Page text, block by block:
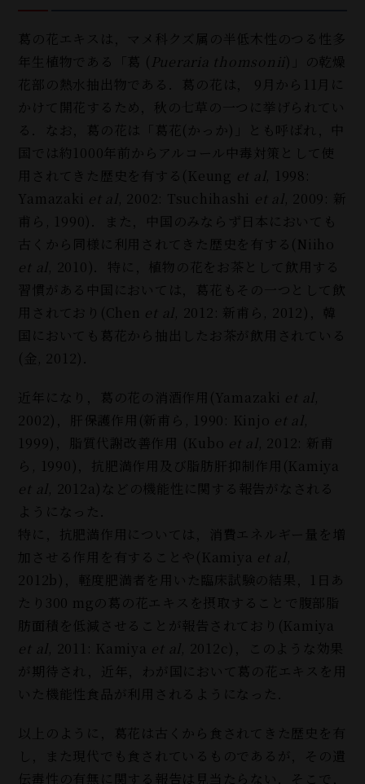
葛の花エキスは，マメ科クズ属の半低木性のつる性多
年生植物である「葛 ( Pueraria thomsonii)」の乾燥
花部の熱水抽出物である．葛の花は， 9 月から11月に
かけて開花するため，秋の七草の一つに挙げられてい
る．なお，葛の花は「葛花(かっか)
」とも呼ばれ，中
国では約1000年前からアルコール中毒対策として使
用されてきた歴史を有する(Keung et al, 1998:
Yamazaki et al, 2002: Tsuchihashi et al, 2009: 新
甫ら, 1990)．また，中国のみならず日本においても
古くから同様に利用されてきた歴史を有する(Niiho
et al, 2010)．特に，植物の花をお茶として飲用する
習慣がある中国においては，葛花もその一つとして飲
用されており(Chen et al, 2012: 新甫ら, 2012)，韓
国においても葛花から抽出したお茶が飲用されている
(金, 2012)．
近年になり，葛の花の消酒作用(Yamazaki et al,
2002)，肝保護作用(新甫ら, 1990: Kinjo et al,
1999)，脂質代謝改善作用 (Kubo et al, 2012: 新甫
ら, 1990)，抗肥満作用及び脂肪肝抑制作用(Kamiya
et al, 2012a)などの機能性に関する報告がなされる
ようになった．
特に，抗肥満作用については，消費エネルギー量を増
加させる作用を有することや(Kamiya et al,
2012b)，軽度肥満者を用いた臨床試験の結果，1日あ
たり300 mgの葛の花エキスを摂取することで腹部脂
肪面積を低減させることが報告されており(Kamiya
et al, 2011: Kamiya et al, 2012c)，このような効果
が期待され，近年，わが国において葛の花エキスを用
いた機能性食品が利用されるようになった．
以上のように，葛花は古くから食されてきた歴史を有
し，また現代でも食されているものであるが，その遺
伝毒性の有無に関する報告は見当たらない．そこで，